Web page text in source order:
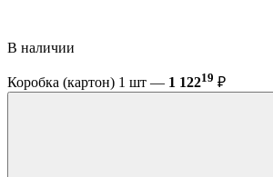
В наличии
Коробка (картон) 1 шт — 1 12219 ₽